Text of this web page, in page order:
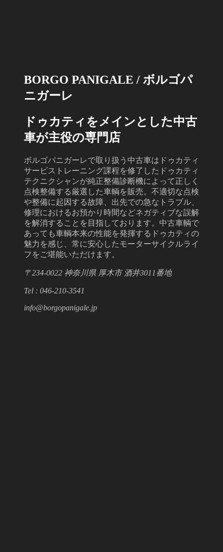
BORGO PANIGALE / ボルゴパ
ニガーレ
ドゥカティをメインとした中古
車が主役の専門店
ボルゴパニガーレで取り扱う中古車はドゥカティ
サービストレーニング課程を修了したドゥカティ
テクニクシャンが純正整備診断機によって正しく
点検整備する厳選した車輌を販売。不適切な点検
や整備に起因する故障、出先での急なトラブル、
修理におけるお預かり時間などネガティブな誤解
を解消することを目指しております。中古車輌で
あっても車輌本来の性能を発揮するドゥカティの
魅力を感じ、常に安心したモーターサイクルライ
フをご堪能いただけます。
〒234-0022 神奈川県 厚木市 酒井3011番地
Tel : 046-210-3541
info@borgopanigale.jp